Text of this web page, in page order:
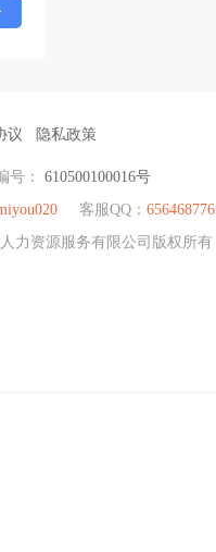
议 隐私政策
号： 610500100016号
客服QQ： 656468776
力资源服务有限公司版权所有